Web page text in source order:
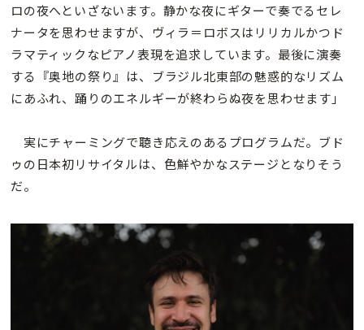
ロの夜へといざないます。静かな夜にギターで奏でるセレ
ナータを思わせますが、ヴィラ＝ロボスはリリカルかつド
ラマティックなピアノ表現を追求しています。最後に演奏
する『奥地の祭り』は、ブラジル北東部の魅惑的なリズム
にあふれ、踊りのエネルギーが終わらぬ夜を思わせます」
実にチャーミングで聴き応えのあるプログラムだ。ブド
ゥの日本初リサイタルは、色鮮やかなステージとなりそう
だ。